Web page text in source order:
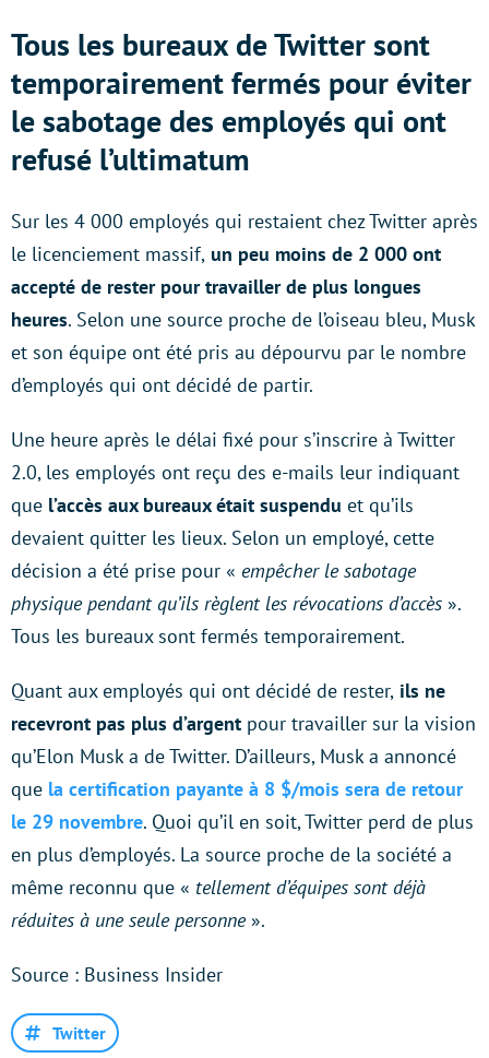
Tous les bureaux de Twitter sont
temporairement fermés pour éviter
le sabotage des employés qui ont
refusé l’ultimatum
Sur les 4 000 employés qui restaient chez Twitter après
le licenciement massif, un peu moins de 2 000 ont
accepté de rester pour travailler de plus longues
heures. Selon une source proche de l’oiseau bleu, Musk
et son équipe ont été pris au dépourvu par le nombre
d’employés qui ont décidé de partir.
Une heure après le délai fixé pour s’inscrire à Twitter
2.0, les employés ont reçu des e-mails leur indiquant
que l’accès aux bureaux était suspendu et qu’ils
devaient quitter les lieux. Selon un employé, cette
décision a été prise pour « empêcher le sabotage
physique pendant qu’ils règlent les révocations d’accès ».
Tous les bureaux sont fermés temporairement.
Quant aux employés qui ont décidé de rester, ils ne
recevront pas plus d’argent pour travailler sur la vision
qu’Elon Musk a de Twitter. D’ailleurs, Musk a annoncé
que la certification payante à 8 $/mois sera de retour
le 29 novembre. Quoi qu’il en soit, Twitter perd de plus
en plus d’employés. La source proche de la société a
même reconnu que « tellement d’équipes sont déjà
réduites à une seule personne».
Source : Business Insider
Twitter